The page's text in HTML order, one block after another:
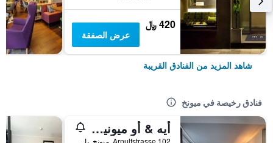
420 ﷼
عرض الصفقة
شاهد المزيد من الفنادق القريبة
فنادق رخيصة في ميونخ
أيه & أو ميونيخ هاكربروكه
Arnulfstrasse 102, ميونخ, بافاريا, ألمانيا